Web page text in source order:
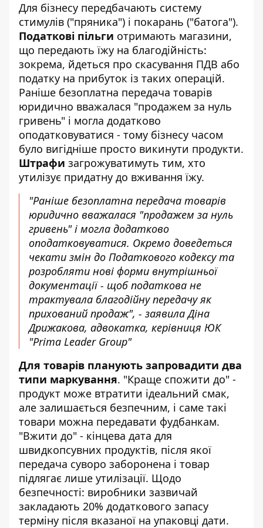
Для бізнесу передбачають систему
стимулів ("пряника") і покарань ("батога").
Податкові пільги отримають магазини,
що передають їжу на благодійність:
зокрема, йдеться про скасування ПДВ або
податку на прибуток із таких операцій.
Раніше безоплатна передача товарів
юридично вважалася "продажем за нуль
гривень" і могла додатково
оподатковуватися - тому бізнесу часом
було вигідніше просто викинути продукти.
Штрафи загрожуватимуть тим, хто
утилізує придатну до вживання їжу.
"Раніше безоплатна передача товарів
юридично вважалася "продажем за нуль
гривень" і могла додатково
оподатковуватися. Окремо доведеться
чекати змін до Податкового кодексу та
розробляти нові форми внутрішньої
документації - щоб податкова не
трактувала благодійну передачу як
прихований продаж", - заявила Діна
Дрижакова, адвокатка, керівниця ЮК
"Prima Leader Group"
Для товарів планують запровадити два
типи маркування. "Краще спожити до" -
продукт може втратити ідеальний смак,
але залишається безпечним, і саме такі
товари можна передавати фудбанкам.
"Вжити до" - кінцева дата для
швидкопсувних продуктів, після якої
передача суворо заборонена і товар
підлягає лише утилізації. Щодо
безпечності: виробники зазвичай
закладають 20% додаткового запасу
терміну після вказаної на упаковці дати.